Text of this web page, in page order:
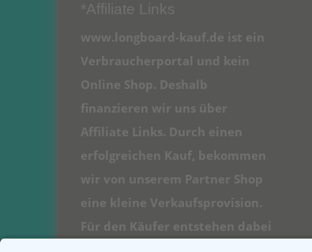
*Affiliate Links
www.longboard-kauf.de ist ein
Verbraucherportal und kein
Online Shop. Deshalb
finanzieren wir uns über
Affiliate Links. Durch einen
erfolgreichen Kauf, bekommen
wir von unserem Partner Shop
eine kleine Verkaufsprovision.
Für den Käufer entstehen dabei